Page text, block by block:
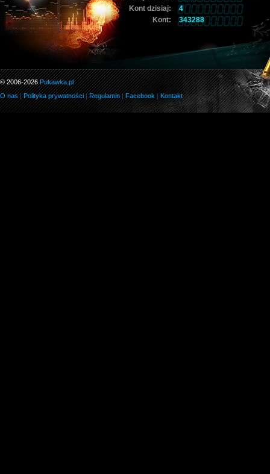
Kont dzisiaj:
4
Kont:
343288
© 2006-2026Pukawka.pl
O nas|Polityka prywatności|Regulamin|Facebook | Kontakt